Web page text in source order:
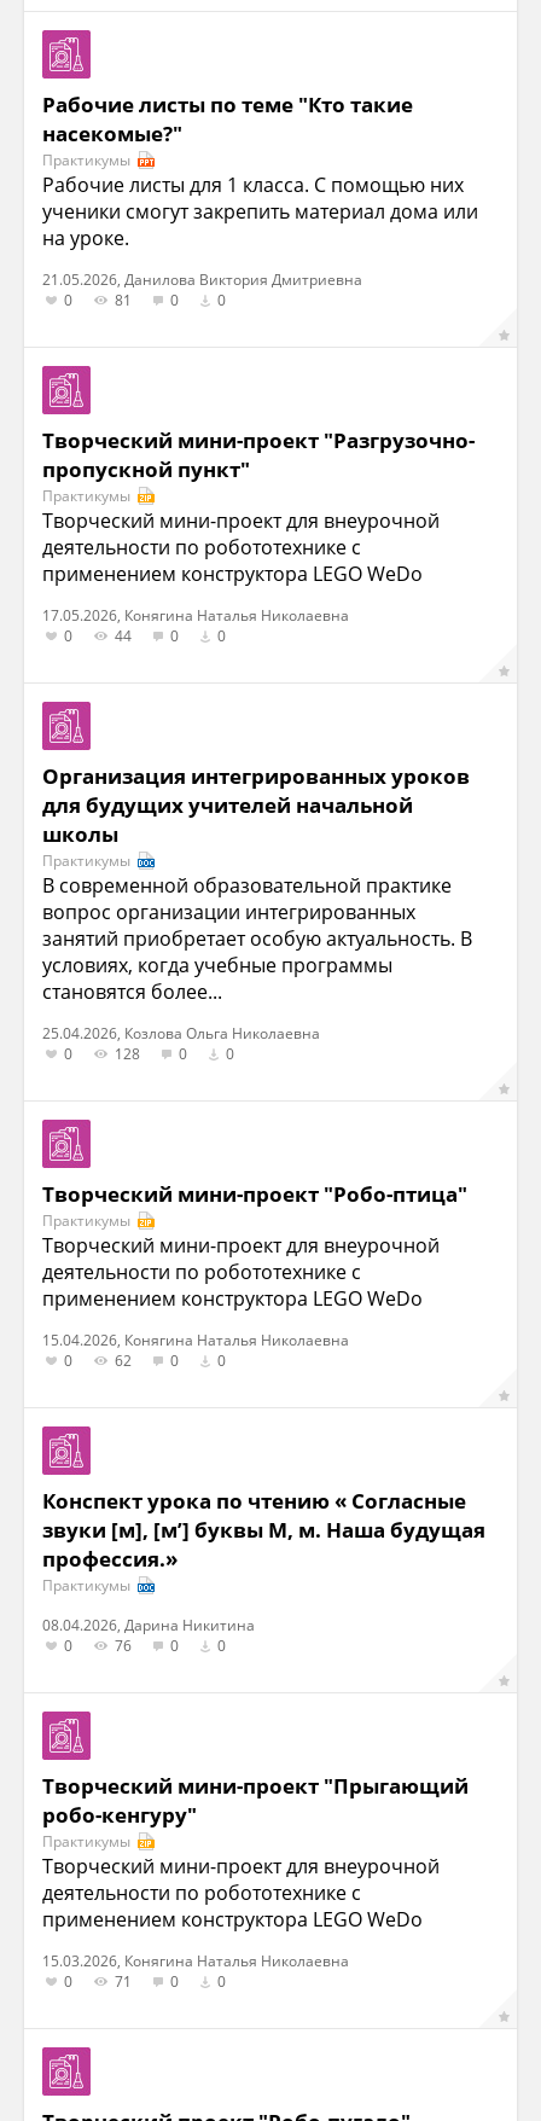
Рабочие листы по теме "Кто такие
насекомые?"
Практикумы
Рабочие листы для 1 класса. С помощью них
ученики смогут закрепить материал дома или
на уроке.
21.05.2026, Данилова Виктория Дмитриевна
0
81 0 0
Творческий мини-проект "Разгрузочно-
пропускной пункт"
Практикумы
Творческий мини-проект для внеурочной
деятельности по робототехнике с
применением конструктора LEGO WeDo
17.05.2026, Конягина Наталья Николаевна
0
44 0 0
Организация интегрированных уроков
для будущих учителей начальной
школы
Практикумы
В современной образовательной практике
вопрос организации интегрированных
занятий приобретает особую актуальность. В
условиях, когда учебные программы
становятся более...
25.04.2026, Козлова Ольга Николаевна
0
128 0 0
Творческий мини-проект "Робо-птица"
Практикумы
Творческий мини-проект для внеурочной
деятельности по робототехнике с
применением конструктора LEGO WeDo
15.04.2026, Конягина Наталья Николаевна
0
62 0 0
Конспект урока по чтению « Согласные
звуки [м], [м’] буквы М, м. Наша будущая
профессия.»
Практикумы
08.04.2026, Дарина Никитина
0
76 0 0
Творческий мини-проект "Прыгающий
робо-кенгуру"
Практикумы
Творческий мини-проект для внеурочной
деятельности по робототехнике с
применением конструктора LEGO WeDo
15.03.2026, Конягина Наталья Николаевна
0
71 0 0